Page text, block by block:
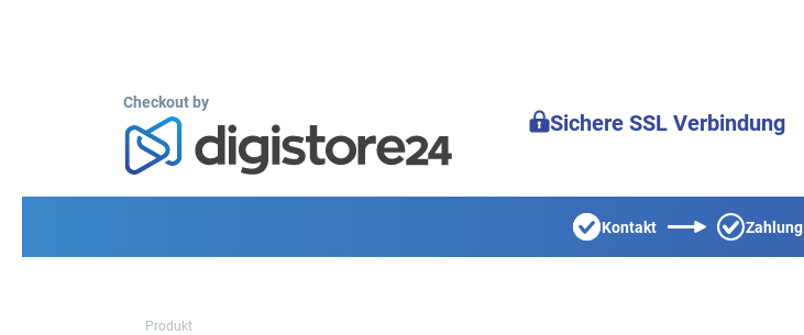
Checkout by
Sichere SSL Verbindung
Kontakt Zahlung
Produkt